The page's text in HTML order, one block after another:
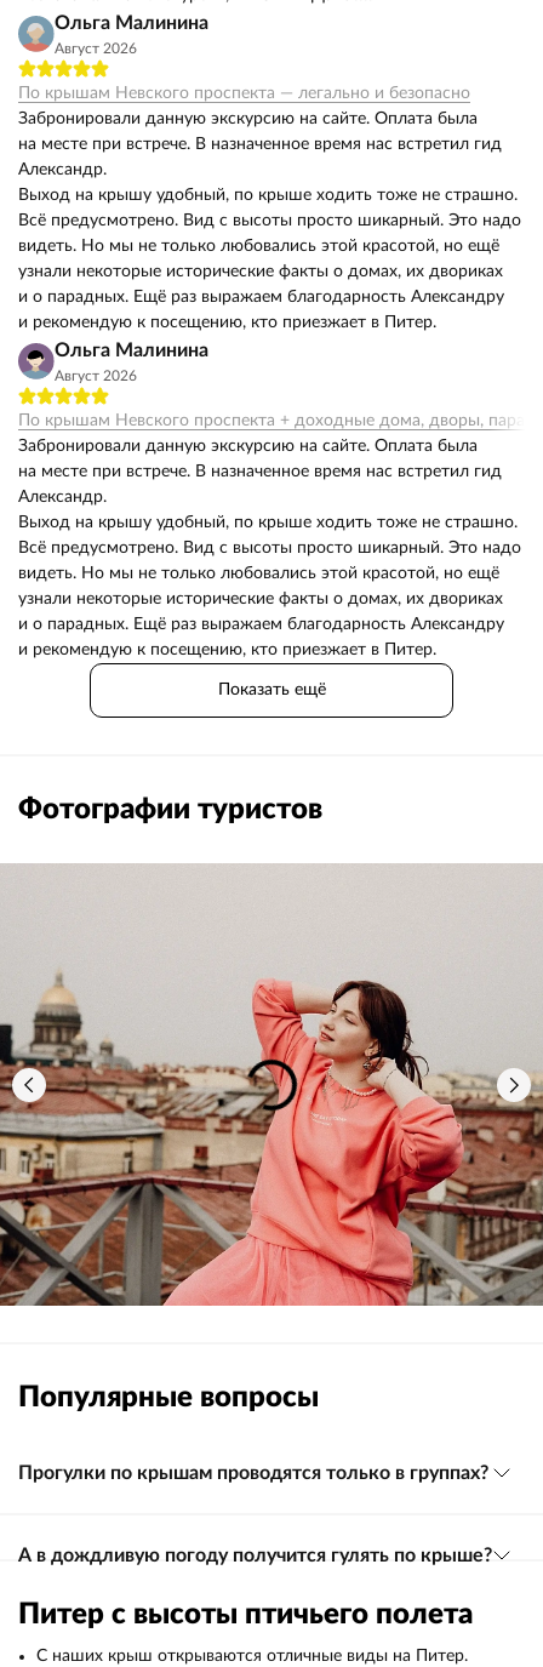
Ольга Малинина
Август 2026
По крышам Невского проспекта — легально и безопасно
Забронировали данную экскурсию на сайте. Оплата была
на месте при встрече. В назначенное время нас встретил гид
Александр.
Выход на крышу удобный, по крыше ходить тоже не страшно.
Всё предусмотрено. Вид с высоты просто шикарный. Это надо
видеть. Но мы не только любовались этой красотой, но ещё
узнали некоторые исторические факты о домах, их двориках
и о парадных. Ещё раз выражаем благодарность Александру
и рекомендую к посещению, кто приезжает в Питер.
Ольга Малинина
Август 2026
По крышам Невского проспекта + доходные дома, дворы,
Забронировали данную экскурсию на сайте. Оплата была
на месте при встрече. В назначенное время нас встретил гид
Александр.
Выход на крышу удобный, по крыше ходить тоже не страшно.
Всё предусмотрено. Вид с высоты просто шикарный. Это надо
видеть. Но мы не только любовались этой красотой, но ещё
узнали некоторые исторические факты о домах, их двориках
и о парадных. Ещё раз выражаем благодарность Александру
и рекомендую к посещению, кто приезжает в Питер.
Показать ещё
Фотографии туристов
Популярные вопросы
Прогулки по крышам проводятся только в группах?
А в дождливую погоду получится гулять по крыше?
Питер с высоты птичьего полета
С наших крыш открываются отличные виды на Питер.